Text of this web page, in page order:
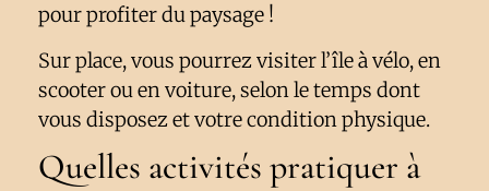
pour profiter du paysage !
Sur place, vous pourrez visiter l’île à vélo, en
scooter ou en voiture, selon le temps dont
vous disposez et votre condition physique.
Quelles activités pratiquer à